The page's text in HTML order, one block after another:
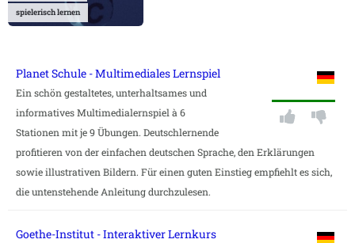
spielerisch lernen
Planet Schule - Multimediales Lernspiel
Ein schön gestaltetes, unterhaltsames und
informatives Multimedialernspiel à 6
Stationen mit je 9 Übungen. Deutschlernende
profitieren von der einfachen deutschen Sprache, den Erklärungen
sowie illustrativen Bildern. Für einen guten Einstieg empfiehlt es sich,
die untenstehende Anleitung durchzulesen.
Goethe-Institut - Interaktiver Lernkurs